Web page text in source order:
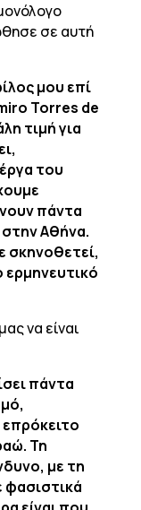
σε αυτή
μου επί
Torres de
τιμή για
του
πάντα
Αθήνα.
σκηνοθετεί,
να είναι
πάντα
Τη
με τη